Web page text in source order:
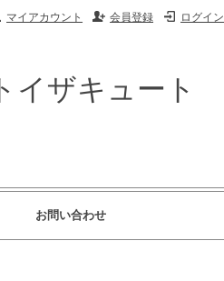
ログイン
会員登録
マイアカウント
イザキュート
お問い合わせ